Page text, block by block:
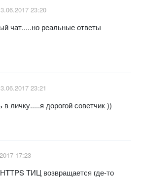
23:20
чат.....но реальные ответы
23:21
личку.....я дорогой советчик ))
17:23
ТИЦ возвращается где-то